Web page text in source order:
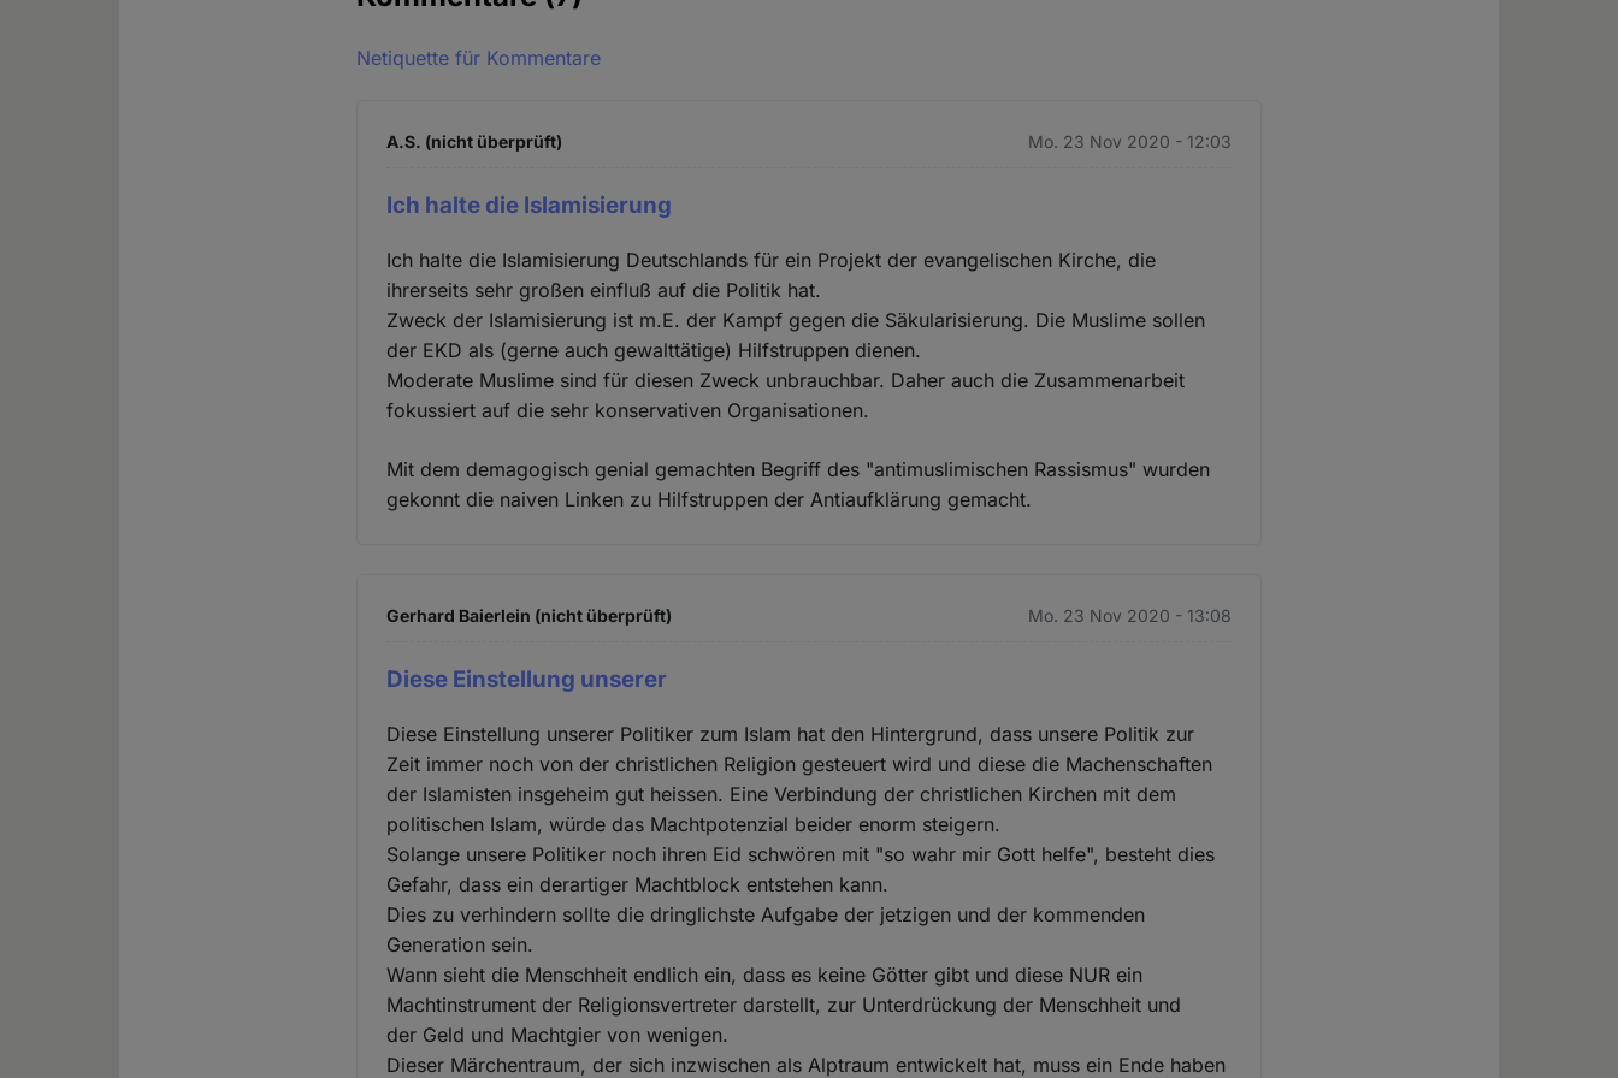
Netiquette für Kommentare
A.S. (nicht überprüft) Mo. 23 Nov 2020 - 12:03
Ich halte die Islamisierung
Ich halte die Islamisierung Deutschlands für ein Projekt der evangelischen Kirche, die
ihrerseits sehr großen einfluß auf die Politik hat.
Zweck der Islamisierung ist m.E. der Kampf gegen die Säkularisierung. Die Muslime sollen
der EKD als (gerne auch gewalttätige) Hilfstruppen dienen.
Moderate Muslime sind für diesen Zweck unbrauchbar. Daher auch die Zusammenarbeit
fokussiert auf die sehr konservativen Organisationen.
Mit dem demagogisch genial gemachten Begriff des "antimuslimischen Rassismus" wurden
gekonnt die naiven Linken zu Hilfstruppen der Antiaufklärung gemacht.
Gerhard Baierlein (nicht überprüft) Mo. 23 Nov 2020 - 13:08
Diese Einstellung unserer
Diese Einstellung unserer Politiker zum Islam hat den Hintergrund, dass unsere Politik zur
Zeit immer noch von der christlichen Religion gesteuert wird und diese die Machenschaften
der Islamisten insgeheim gut heissen. Eine Verbindung der christlichen Kirchen mit dem
politischen Islam, würde das Machtpotenzial beider enorm steigern.
Solange unsere Politiker noch ihren Eid schwören mit "so wahr mir Gott helfe", besteht dies
Gefahr, dass ein derartiger Machtblock entstehen kann.
Dies zu verhindern sollte die dringlichste Aufgabe der jetzigen und der kommenden
Generation sein.
Wann sieht die Menschheit endlich ein, dass es keine Götter gibt und diese NUR ein
Machtinstrument der Religionsvertreter darstellt, zur Unterdrückung der Menschheit und
der Geld und Machtgier von wenigen.
Dieser Märchentraum, der sich inzwischen als Alptraum entwickelt hat, muss ein Ende haben